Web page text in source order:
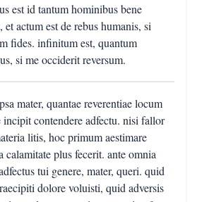
est id tantum hominibus bene
actum est de rebus humanis, si
fides. infinitum est, quantum
si me occiderit reversum.
mater, quantae reverentiae locum
incipit contendere adfectu. nisi fallor
litis, hoc primum aestimare
calamitate plus fecerit. ante omnia
tui genere, mater, queri. quid
dolore voluisti, quid adversis